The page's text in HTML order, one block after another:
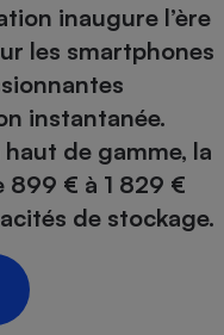
inaugure l’ère
les smartphones
instantanée.
de gamme, la
899 € à 1 829 €
de stockage.
Supermarché - Drive
Mutuelle
Comparateur auto
aspirateur
aspirateur
cafetière
robot cuiseur
centrale
électroménager
électroménager -
ultrabook
tablette
et son
- Jardinage
d'entretien
domestique
- Médecine -
de santé -
Retraite
le débit de votre